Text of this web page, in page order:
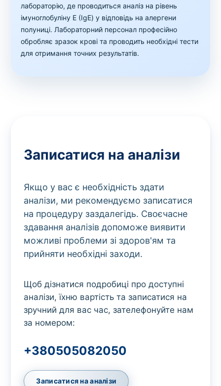
лабораторію, де проводиться аналіз на рівень
імуноглобуліну Е (IgE) у відповідь на алергени
полуниці. Лабораторний персонал професійно
обробляє зразок крові та проводить необхідні тести
для отримання точних результатів.
Записатися на аналізи
Якщо у вас є необхідність здати
аналізи, ми рекомендуємо записатися
на процедуру заздалегідь. Своєчасне
здавання аналізів допоможе виявити
можливі проблеми зі здоров'ям та
прийняти необхідні заходи.
Щоб дізнатися подробиці про доступні
аналізи, їхню вартість та записатися на
зручний для вас час, зателефонуйте нам
за номером:
+380505082050
Записатися на аналізи